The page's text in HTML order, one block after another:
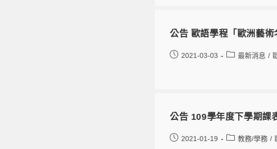
公告 歐語學程「歐洲藝
2021-03-03 最新消息 /
公告 109學年度下學期課
2021-01-19 教務/學務 /